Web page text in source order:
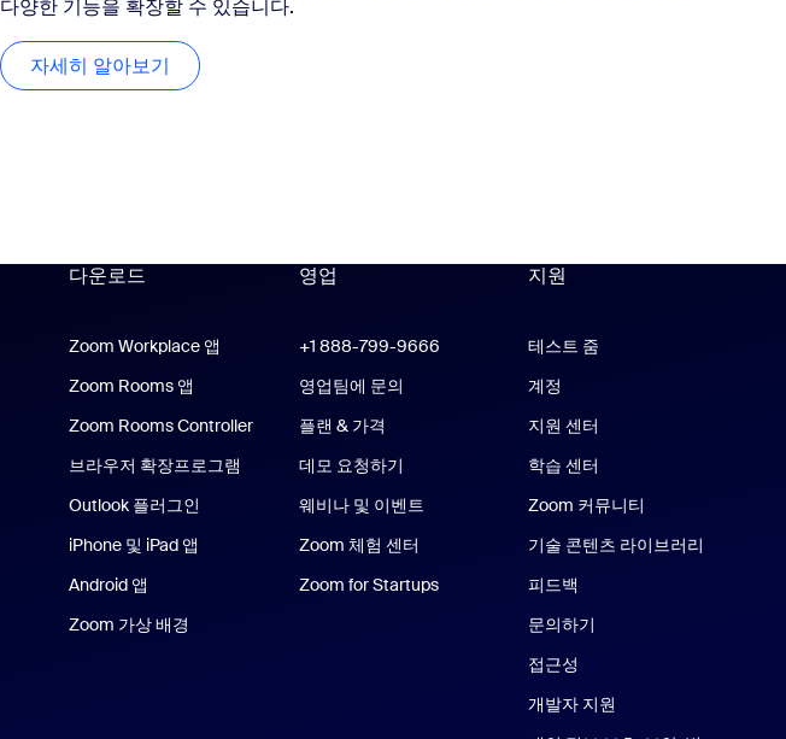
다양한 기능을 확장할 수 있습니다.
자세히 알아보기 자세히 알아보기
다운로드
Zoom Workplace 앱
Zoom Workplace 앱
Zoom Rooms 앱
Zoom Rooms 앱
Zoom Rooms Controller
브라우저 확장프로그램
Outlook 플러그인
iPhone 및 iPad 앱
iPhone 및 iPad 앱
Android 앱
Zoom 가상 배경
영업
+1 888-799-9666 클릭하여 통화
영업팀에 문의
플랜 & 가격
데모 요청하기
웨비나 및 이벤트
Zoom 체험 센터 Zoom 체험 센터
Zoom for StartupsZoom for Startups
지원
지원
테스트 줌
계정
지원 센터
학습 센터
Zoom 커뮤니티
기술 콘텐츠 라이브러리
피드백
문의하기
접근성
개발자 지원